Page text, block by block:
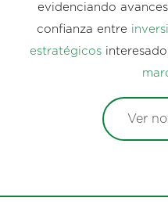
evidenciando
confianza entre
estratégicos
Ver